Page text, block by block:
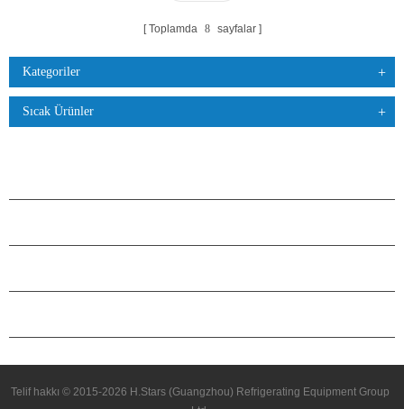
Toplamda 8 sayfalar
Kategoriler
Sıcak Ürünler
Telif hakkı © 2015-2026 H.Stars (Guangzhou) Refrigerating Equipment Group